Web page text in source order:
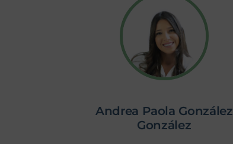
Andrea Paola González
González